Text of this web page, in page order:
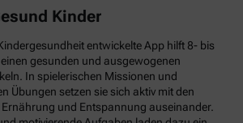
Kinder
entwickelte App hilft 8- bis
gesunden und ausgewogenen
In spielerischen Missionen und
Übungen setzen sie sich aktiv mit den
und Entspannung auseinander.